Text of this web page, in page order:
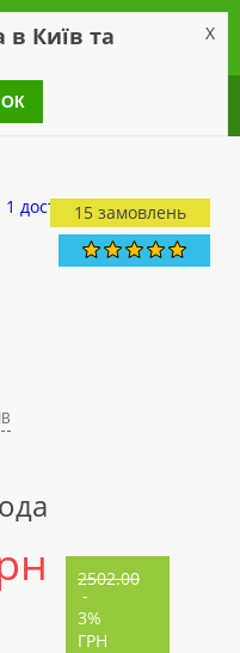
15 замовлень
2502.00
-
3%
ГРН
в Київ та X